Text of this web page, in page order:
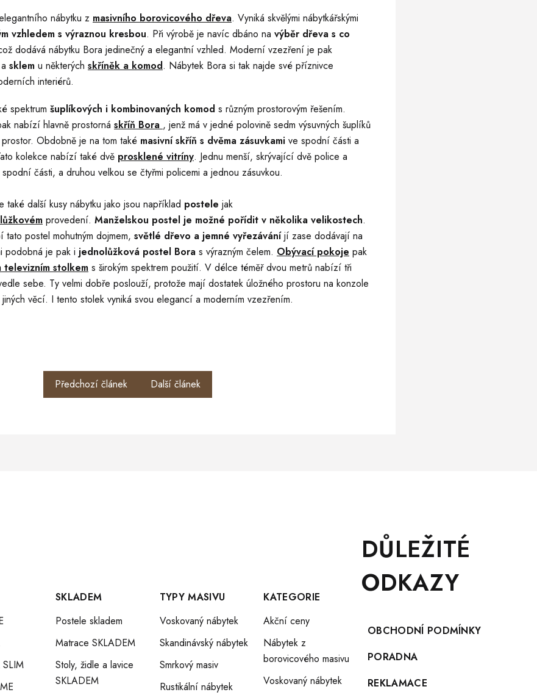
nábytku z masivního borovicového dřeva. Vyniká skvělými nábytkářskými
vzhledem s výraznou kresbou. Při výrobě je navíc dbáno na výběr dřeva s co
dodává nábytku Bora jedinečný a elegantní vzhled. Moderní vzezření je pak
a sklem u některých skříněk a komod. Nábytek Bora si tak najde své příznivce
interiérů.
spektrum šuplíkových i kombinovaných komod s různým prostorovým řešením.
nabízí hlavně prostorná skříň Bora , jenž má v jedné polovině sedm výsuvných šuplíků
Obdobně je na tom také masivnískříň s dvěma zásuvkami ve spodní části a
kolekce nabízí také dvě prosklené vitríny. Jednu menší, skrývající dvě police a
části, a druhou velkou se čtyřmi policemi a jednou zásuvkou.
také další kusy nábytku jako jsou například postele jak
provedení. Manželskou postel je možné pořídit v několika velikostech.
tato postel mohutným dojmem, světlé dřevo a jemné vyřezáváníjí zase dodávají na
podobná je pak i jednolůžková postel Bora s výrazným čelem. Obývací pokoje pak
televizním stolkem s širokým spektrem použití. V délce téměř dvou metrů nabízí tři
sebe. Ty velmi dobře poslouží, protože mají dostatek úložného prostoru na konzole
věcí. I tento stolek vyniká svou elegancí a moderním vzezřením.
Předchozí článek Další článek
SKLADEM
Postele skladem
Matrace SKLADEM
Stoly, židle a lavice
SKLADEM
TYPY MASIVU
Voskovaný nábytek
Skandinávský nábytek
Smrkový masiv
Rustikální nábytek
KATEGORIE
Akční ceny
Nábytek z
borovicového masivu
Voskovaný nábytek
DŮLEŽITÉ
ODKAZY
OBCHODNÍ PODMÍNKY
PORADNA
REKLAMACE